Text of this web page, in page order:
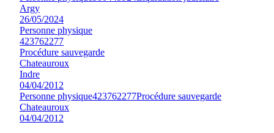
Argy
26/05/2024
Personne physique
423762277
Procédure sauvegarde
Chateauroux
Indre
04/04/2012
Personne physique423762277Procédure sauvegarde
Chateauroux
04/04/2012